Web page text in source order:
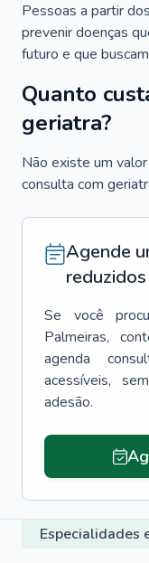
Pessoas a partir
prevenir doenças
futuro e que
Quanto
geriatra?
Não existe um
consulta com
Agende
reduzidos
Se você
Palmeiras,
agenda
acessíveis,
adesão.
Especialidades